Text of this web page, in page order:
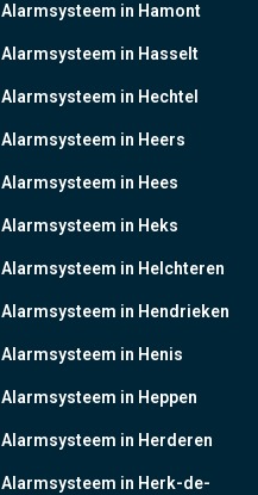
Alarmsysteem in Hamont
Alarmsysteem in Hasselt
Alarmsysteem in Hechtel
Alarmsysteem in Heers
Alarmsysteem in Hees
Alarmsysteem in Heks
Alarmsysteem in Helchteren
Alarmsysteem in Hendrieken
Alarmsysteem in Henis
Alarmsysteem in Heppen
Alarmsysteem in Herderen
Alarmsysteem in Herk-de-